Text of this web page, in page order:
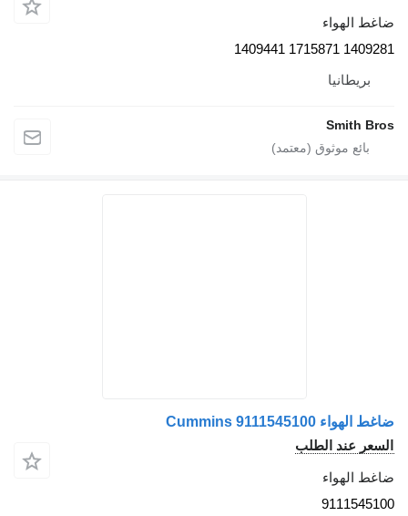
ضاغط الهواء
1409281 1715871 1409441
بريطانيا
Smith Bros
ضاغط الهواء Cummins 9111545100
السعر عند الطلب
ضاغط الهواء
9111545100